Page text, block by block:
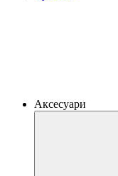
Аксесуари